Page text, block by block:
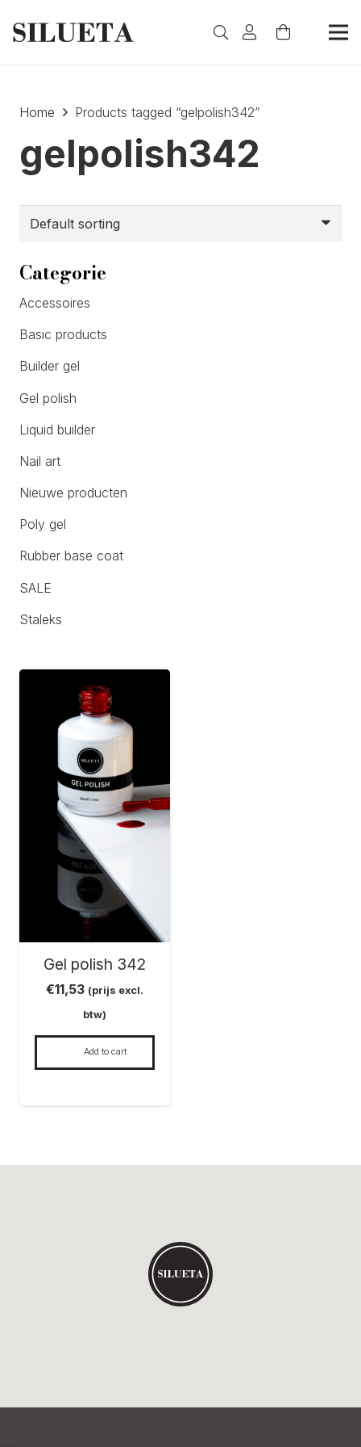
Home Products tagged “gelpolish342”
gelpolish342
Gel polish 342
€11,53 (prijs excl.
btw)
Add to cart
Categorie
Accessoires
Basic products
Builder gel
Gel polish
Liquid builder
Nail art
Nieuwe producten
Poly gel
Rubber base coat
SALE
Staleks